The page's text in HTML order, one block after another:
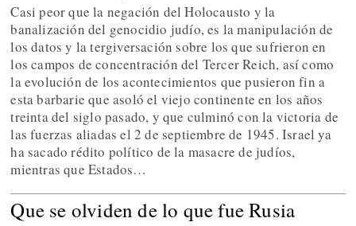
Casi peor que la negación del Holocausto y la
banalización del genocidio judío, es la manipulación de
los datos y la tergiversación sobre los que sufrieron en
los campos de concentración del Tercer Reich, así como
la evolución de los acontecimientos que pusieron fin a
esta barbarie que asoló el viejo continente en los años
treinta del siglo pasado, y que culminó con la victoria de
las fuerzas aliadas el 2 de septiembre de 1945. Israel ya
ha sacado rédito político de la masacre de judíos,
mientras que Estados…
Que se olviden de lo que fue Rusia